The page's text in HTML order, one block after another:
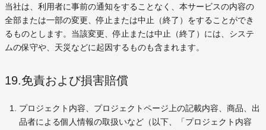
当社は、利用者に事前の通知をすることなく、本サービスの内容の
全部または一部の変更、停止または中止（終了）をすることができ
るものとします。当該変更、停止または中止（終了）には、システ
ムの保守や、天災などに起因するものも含まれます。
19.免責および損害賠償
プロジェクト内容、プロジェクトページ上の記載内容、商品、出
品者による個人情報の取扱いなど（以下、「プロジェクト内容